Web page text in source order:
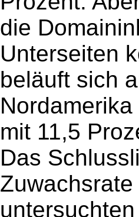
die
Unterseiten
beläuft sich
mit 11,5
Das